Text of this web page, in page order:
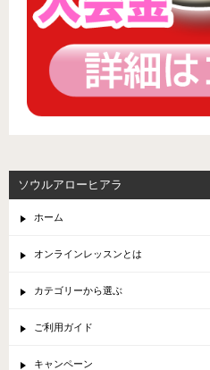
ソウルアローヒアラ
ホーム
オンラインレッスンとは
カテゴリーから選ぶ
ご利用ガイド
キャンペーン